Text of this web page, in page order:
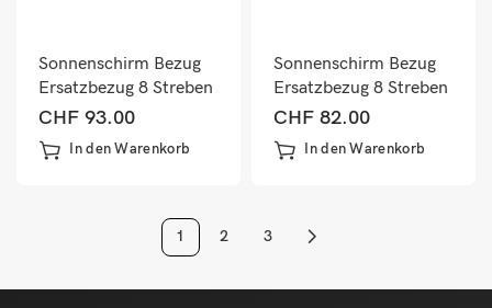
Sonnenschirm Bezug
Ersatzbezug 8 Streben
rund Ø4m Polyester
bordeaux
CHF 93.00
In den Warenkorb
Sonnenschirm Bezug
Ersatzbezug 8 Streben
rund Ø3m Polyester
terracotta
CHF 82.00
In den Warenkorb
1 2 3